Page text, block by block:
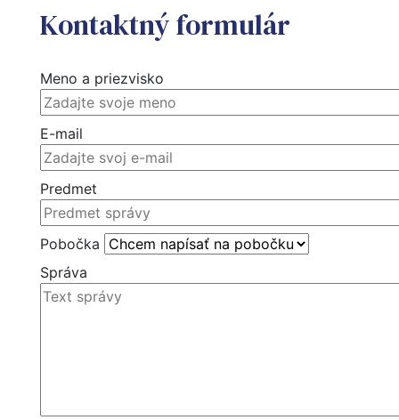
Kontaktný formulár
Meno a priezvisko
E-mail
Predmet
Pobočka
Správa